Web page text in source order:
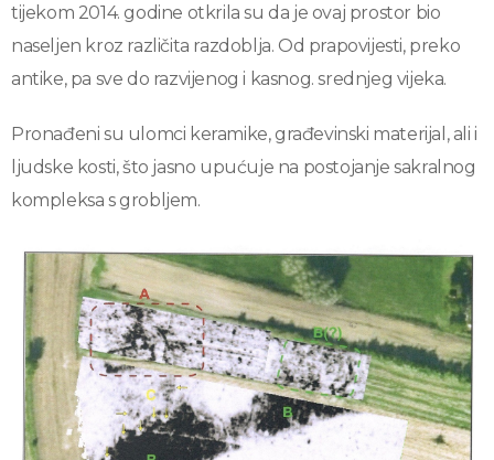
tijekom 2014. godine otkrila su da je ovaj prostor bio
naseljen kroz različita razdoblja. Od prapovijesti, preko
antike, pa sve do razvijenog i kasnog. srednjeg vijeka.
Pronađeni su ulomci keramike, građevinski materijal, ali i
ljudske kosti, što jasno upućuje na postojanje sakralnog
kompleksa s grobljem.